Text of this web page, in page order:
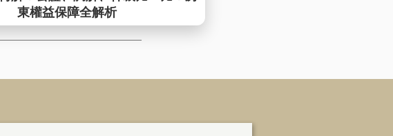
！該如何申請？申請資格